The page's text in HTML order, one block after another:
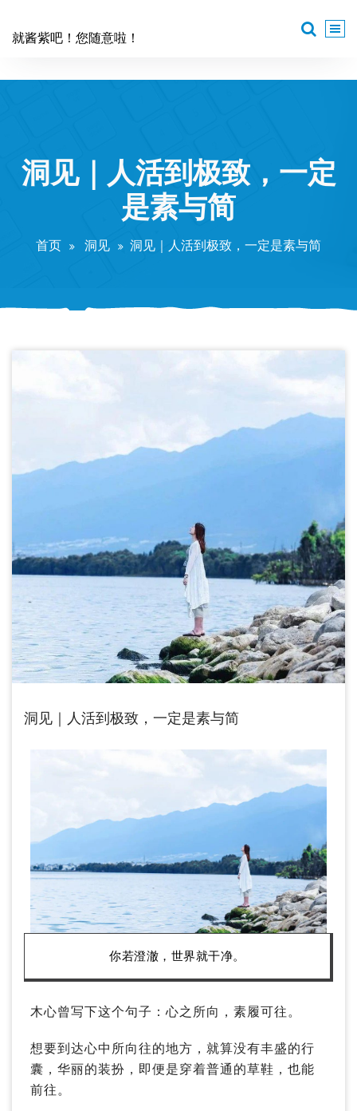
就酱紫吧！您随意啦！
洞见｜人活到极致，一定
是素与简
首页 洞见 洞见｜人活到极致，一定是素与简
洞见｜人活到极致，一定是素与简
你若澄澈，世界就干净。
木心曾写下这个句子：心之所向，素履可往。
想要到达心中所向往的地方，就算没有丰盛的行
囊，华丽的装扮，即便是穿着普通的草鞋，也能
前往。